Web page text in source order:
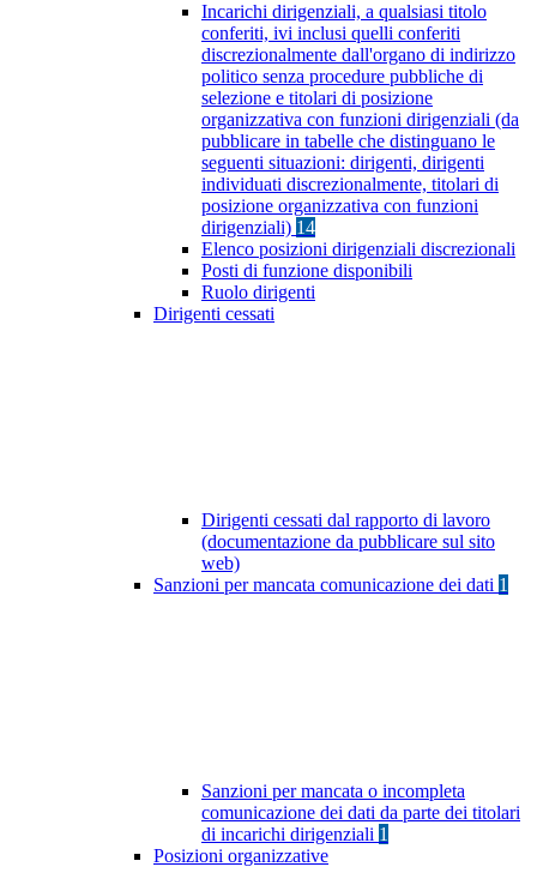
Incarichi dirigenziali, a qualsiasi titolo
conferiti, ivi inclusi quelli conferiti
discrezionalmente dall'organo di indirizzo
politico senza procedure pubbliche di
selezione e titolari di posizione
organizzativa con funzioni dirigenziali (da
pubblicare in tabelle che distinguano le
seguenti situazioni: dirigenti, dirigenti
individuati discrezionalmente, titolari di
posizione organizzativa con funzioni
dirigenziali) 14
Elenco posizioni dirigenziali discrezionali
Posti di funzione disponibili
Ruolo dirigenti
Dirigenti cessati
Dirigenti cessati dal rapporto di lavoro
(documentazione da pubblicare sul sito
web)
Sanzioni per mancata comunicazione dei dati 1
Sanzioni per mancata o incompleta
comunicazione dei dati da parte dei titolari
di incarichi dirigenziali 1
Posizioni organizzative